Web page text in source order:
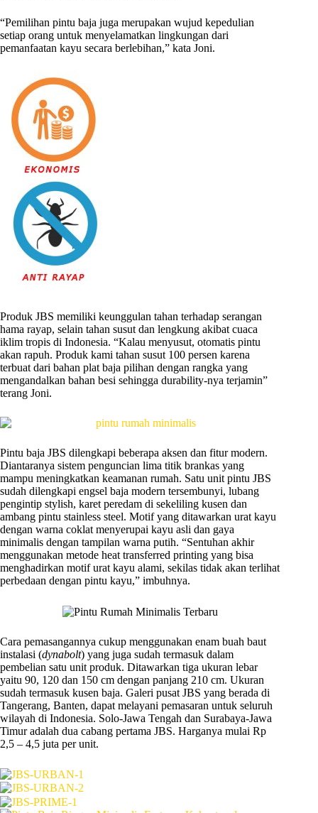
“Pemilihan pintu baja juga merupakan wujud kepedulian
setiap orang untuk menyelamatkan lingkungan dari
pemanfaatan kayu secara berlebihan,” kata Joni.
Produk JBS memiliki keunggulan tahan terhadap serangan
hama rayap, selain tahan susut dan lengkung akibat cuaca
iklim tropis di Indonesia. “Kalau menyusut, otomatis pintu
akan rapuh. Produk kami tahan susut 100 persen karena
terbuat dari bahan plat baja pilihan dengan rangka yang
mengandalkan bahan besi sehingga durability-nya terjamin”
terang Joni.
Pintu baja JBS dilengkapi beberapa aksen dan fitur modern.
Diantaranya sistem penguncian lima titik brankas yang
mampu meningkatkan keamanan rumah. Satu unit pintu JBS
sudah dilengkapi engsel baja modern tersembunyi, lubang
pengintip stylish, karet peredam di sekeliling kusen dan
ambang pintu stainless steel. Motif yang ditawarkan urat kayu
dengan warna coklat menyerupai kayu asli dan gaya
minimalis dengan tampilan warna putih. “Sentuhan akhir
menggunakan metode heat transferred printing yang bisa
menghadirkan motif urat kayu alami, sekilas tidak akan terlihat
perbedaan dengan pintu kayu,” imbuhnya.
Cara pemasangannya cukup menggunakan enam buah baut
instalasi (dynabolt) yang juga sudah termasuk dalam
pembelian satu unit produk. Ditawarkan tiga ukuran lebar
yaitu 90, 120 dan 150 cm dengan panjang 210 cm. Ukuran
sudah termasuk kusen baja. Galeri pusat JBS yang berada di
Tangerang, Banten, dapat melayani pemasaran untuk seluruh
wilayah di Indonesia. Solo-Jawa Tengah dan Surabaya-Jawa
Timur adalah dua cabang pertama JBS. Harganya mulai Rp
2,5 – 4,5 juta per unit.